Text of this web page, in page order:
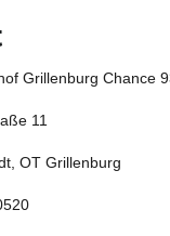
Grillenburg Chance
11
OT Grillenburg